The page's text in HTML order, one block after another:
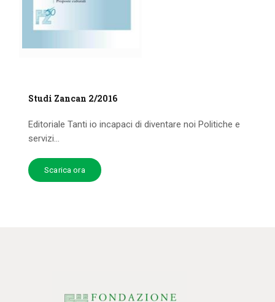
Studi Zancan 2/2016
Editoriale Tanti io incapaci di diventare noi Politiche e
servizi...
Scarica ora